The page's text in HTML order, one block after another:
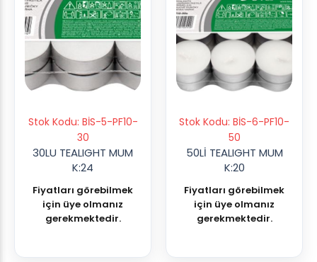
Stok Kodu: BİS-5-PF10-
30
30LU TEALIGHT MUM
K:24
Fiyatları görebilmek
için üye olmanız
gerekmektedir.
Stok Kodu: BİS-6-PF10-
50
50Lİ TEALIGHT MUM
K:20
Fiyatları görebilmek
için üye olmanız
gerekmektedir.